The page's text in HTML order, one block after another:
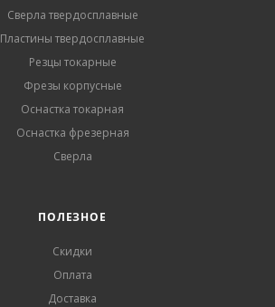
Сверла твердосплавные
Пластины твердосплавные
Резцы токарные
Фрезы корпусные
Оснастка токарная
Оснастка фрезерная
Сверла
ПОЛЕЗНОЕ
Скидки
Оплата
Доставка